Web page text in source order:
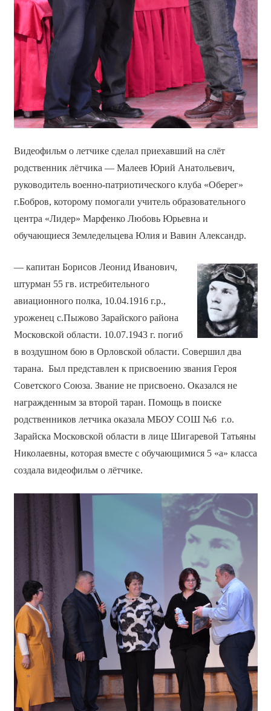
Видеофильм о летчике сделал приехавший на слёт
родственник лётчика — Малеев Юрий Анатольевич,
руководитель военно-патриотического клуба «Оберег»
г.Бобров, которому помогали учитель образовательного
центра «Лидер» Марфенко Любовь Юрьевна и
обучающиеся Земледельцева Юлия и Вавин Александр.
— капитан Борисов Леонид Иванович,
штурман 55 гв. истребительного
авиационного полка, 10.04.1916 г.р.,
уроженец с.Пыжово Зарайского района
Московской области. 10.07.1943 г. погиб
в воздушном бою в Орловской области. Совершил два
тарана. Был представлен к присвоению звания Героя
Советского Союза. Звание не присвоено. Оказался не
награжденным за второй таран. Помощь в поиске
родственников летчика оказала МБОУ СОШ №6 г.о.
Зарайска Московской области в лице Шигаревой Татьяны
Николаевны, которая вместе с обучающимися 5 «а» класса
создала видеофильм о лётчике.